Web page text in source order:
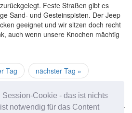
Session-Cookie - das ist nichts
notwendig für das Content
Feste Straßen gibt es
Sand- und Gesteinspisten. Der Jeep
geeignet und wir sitzen doch recht
auch wenn unsere Knochen mächtig
Tag nächster Tag »